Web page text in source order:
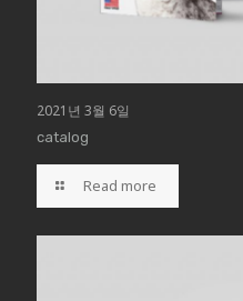
2021년 3월 6일
catalog
Read more